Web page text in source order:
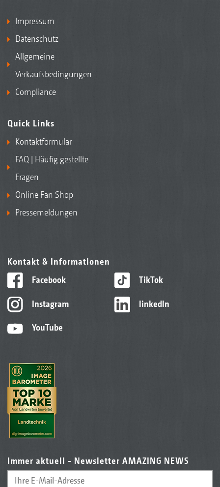
Impressum
Datenschutz
Allgemeine
Verkaufsbedingungen
Compliance
Quick Links
Kontaktformular
FAQ | Häufig gestellte
Fragen
Online Fan Shop
Pressemeldungen
Kontakt & Informationen
Facebook
Instagram
YouTube
TikTok
linkedIn
Immer aktuell - Newsletter AMAZING NEWS